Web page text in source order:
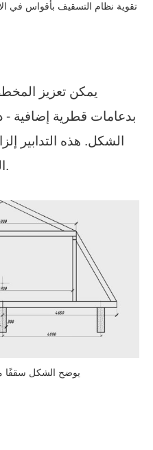
تقوية نظام التسقيف بأقواس في
يمكن تعزيز
بدعامات قطرية إضافية
الشكل. هذه التدابير
العلية وفقًا للمشروع 6 أمتار.
يوضح الشكل سقفًا